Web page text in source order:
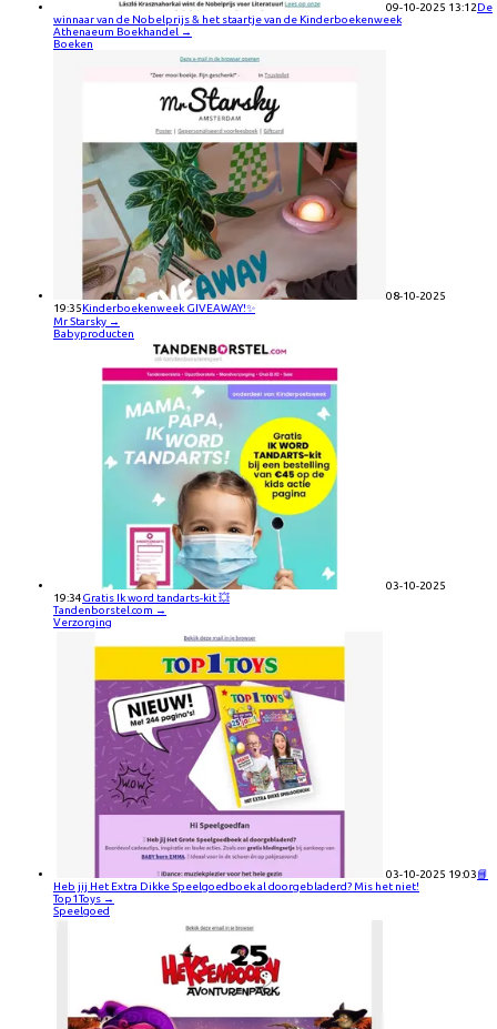
09-10-2025 13:12De
winnaar van de Nobelprijs & het staartje van de Kinderboekenweek
Athenaeum Boekhandel →
Boeken
08-10-2025
19:35Kinderboekenweek GIVEAWAY!✨
Mr Starsky →
Babyproducten
03-10-2025
19:34Gratis Ik word tandarts-kit 💥
Tandenborstel.com →
Verzorging
03-10-2025 19:03📘
Heb jij Het Extra Dikke Speelgoedboek al doorgebladerd? Mis het niet!
Top1Toys →
Speelgoed